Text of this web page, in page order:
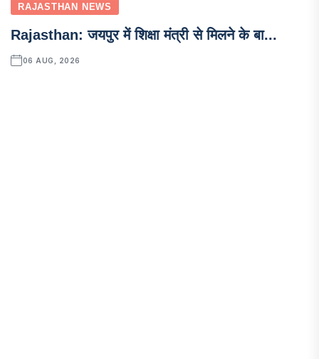
RAJASTHAN NEWS
Rajasthan: जयपुर में शिक्षा मंत्री से मिलने के बा...
06 AUG, 2026